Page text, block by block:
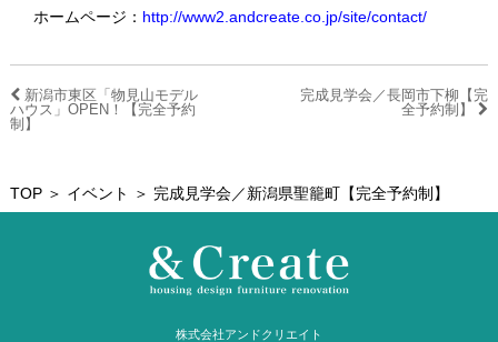
ホームページ： http://www2.andcreate.co.jp/site/contact/
新潟市東区「物見山モデル
ハウス」OPEN！【完全予約
制】
完成見学会／長岡市下柳【完
全予約制】
TOP＞ イベント ＞ 完成見学会／新潟県聖籠町【完全予約制】
株式会社アンドクリエイト